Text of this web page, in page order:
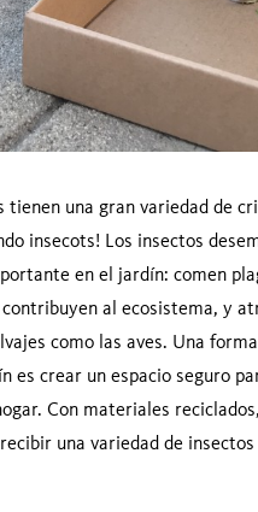
tienen una gran variedad de
insecots! Los insectos
en el jardín: comen
al ecosistema, y
como las aves. Una
es crear un espacio seguro
Con materiales
una variedad de insectos